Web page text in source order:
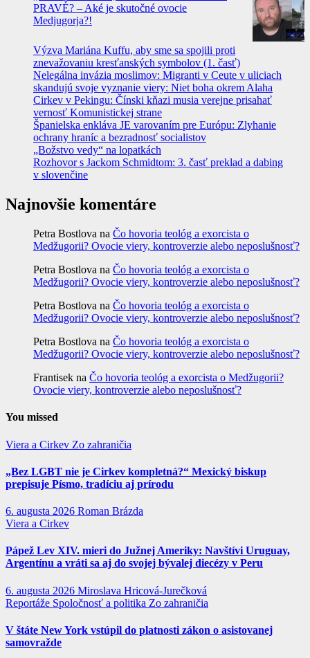
PRAVÉ? – Aké je skutočné ovocie
Medjugorja?!
Výzva Mariána Kuffu, aby sme sa spojili proti
znevažovaniu kresťanských symbolov (1. časť)
Nelegálna invázia moslimov: Migranti v Ceute v uliciach
skandujú svoje vyznanie viery: Niet boha okrem Alaha
Cirkev v Pekingu: Čínski kňazi musia verejne prisahať
vernosť Komunistickej strane
Španielska enkláva JE varovaním pre Európu: Zlyhanie
ochrany hraníc a bezradnosť socialistov
„Božstvo vedy“ na lopatkách
Rozhovor s Jackom Schmidtom: 3. časť preklad a dabing
v slovenčine
Najnovšie komentáre
Petra Bostlova na Čo hovoria teológ a exorcista o
Medžugorii? Ovocie viery, kontroverzie alebo neposlušnosť?
Petra Bostlova na Čo hovoria teológ a exorcista o
Medžugorii? Ovocie viery, kontroverzie alebo neposlušnosť?
Petra Bostlova na Čo hovoria teológ a exorcista o
Medžugorii? Ovocie viery, kontroverzie alebo neposlušnosť?
Petra Bostlova na Čo hovoria teológ a exorcista o
Medžugorii? Ovocie viery, kontroverzie alebo neposlušnosť?
Frantisek na Čo hovoria teológ a exorcista o Medžugorii?
Ovocie viery, kontroverzie alebo neposlušnosť?
You missed
Viera a Cirkev Zo zahraničia
„Bez LGBT nie je Cirkev kompletná?“ Mexický biskup
prepisuje Písmo, tradíciu aj prírodu
6. augusta 2026 Roman Brázda
Viera a Cirkev
Pápež Lev XIV. mieri do Južnej Ameriky: Navštívi Uruguay,
Argentínu a vráti sa aj do svojej bývalej diecézy v Peru
6. augusta 2026 Miroslava Hricová-Jurečková
Reportáže Spoločnosť a politika Zo zahraničia
V štáte New York vstúpil do platnosti zákon o asistovanej
samovražde